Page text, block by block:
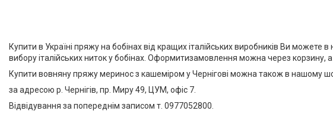
Купити в Україні пряжу на бобінах від кращих італійських виробників Ви
вибору італійських ниток у бобінах. Оформитизамовлення можна через корзину,
Купити вовняну пряжу меринос з кашеміром у Чернігові можна також в нашому
за адресою р. Чернігів, пр. Миру 49, ЦУМ, офіс 7.
Відвідування за попереднім записом т. 0977052800.